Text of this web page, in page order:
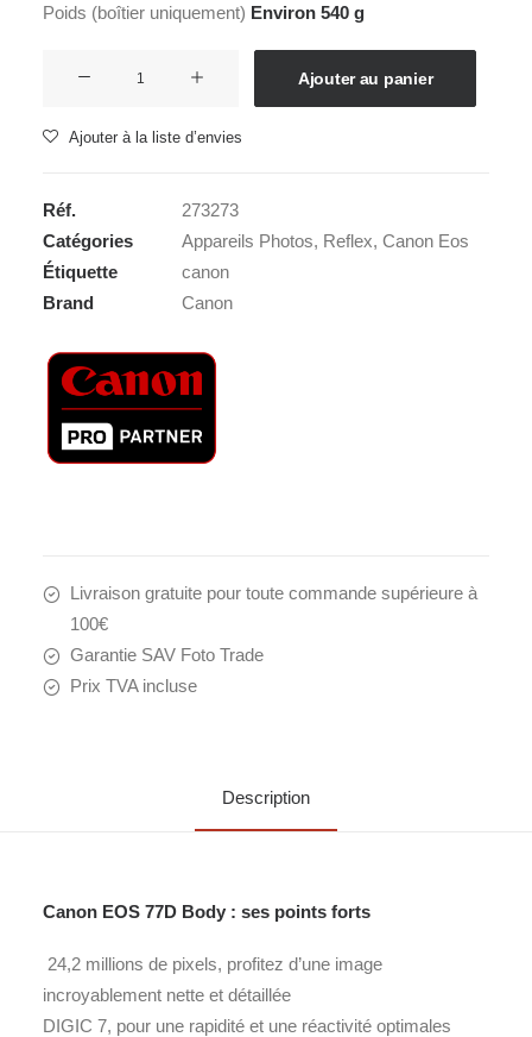
Poids (boîtier uniquement) Environ 540 g
CANON
BODY
Ajouter au panier
Ajouter à la liste d’envies
Réf.
273273
Catégories
Appareils Photos, Reflex, Canon Eos
Étiquette
canon
Brand
Canon
Livraison gratuite pour toute commande supérieure à
100€
Garantie SAV Foto Trade
Prix TVA incluse
Description
Canon EOS 77D Body : ses points forts
24,2 millions de pixels, profitez d’une image
incroyablement nette et détaillée
DIGIC 7, pour une rapidité et une réactivité optimales